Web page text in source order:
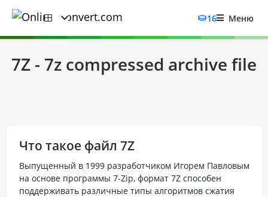
16 Меню
7Z - 7z compressed archive file
Что такое файл 7Z
Выпущенный в 1999 разработчиком Игорем Павловым
на основе программы 7-Zip, формат 7Z способен
поддерживать различные типы алгоритмов сжатия